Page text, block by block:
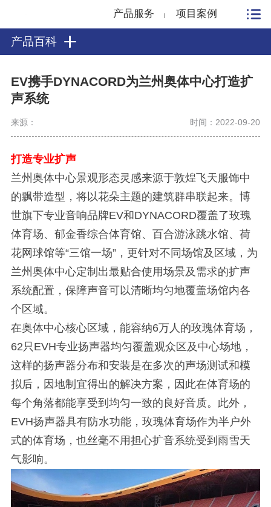
产品服务 项目案例
产品百科
EV携手DYNACORD为兰州奥体中心打造扩
声系统
来源： 时间：2022-09-20
打造专业扩声
兰州奥体中心景观形态灵感来源于敦煌飞天服饰中
的飘带造型，将以花朵主题的建筑群串联起来。博
世旗下专业音响品牌EV和DYNACORD覆盖了玫瑰
体育场、郁金香综合体育馆、百合游泳跳水馆、荷
花网球馆等“三馆一场”，更针对不同场馆及区域，为
兰州奥体中心定制出最贴合使用场景及需求的扩声
系统配置，保障声音可以清晰均匀地覆盖场馆内各
个区域。
在奥体中心核心区域，能容纳6万人的玫瑰体育场，
62只EVH专业扬声器均匀覆盖观众区及中心场地，
这样的扬声器分布和安装是在多次的声场测试和模
拟后，因地制宜得出的解决方案，因此在体育场的
每个角落都能享受到均匀一致的良好音质。此外，
EVH扬声器具有防水功能，玫瑰体育场作为半户外
式的体育场，也丝毫不用担心扩音系统受到雨雪天
气影响。